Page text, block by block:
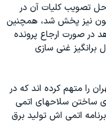
تصويب کليات آن در
نيز پخش شد، همچنین
در صورت ارجاع پرونده
برانگیز غنی سازی
را متهم کرده اند که در
ساختن سلاحهای اتمی
اتمی اش تولید برق